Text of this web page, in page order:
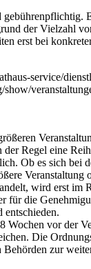
gebührenpflichtig.
der Vielzahl
erst bei
service/
show/
Regel eine
Ob es sich bei
Veranstaltung
wird erst im
für die
entschieden.
Wochen vor der
Die
zur